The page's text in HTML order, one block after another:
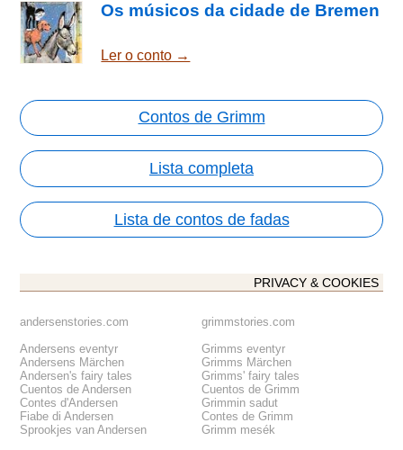
Os músicos da cidade de Bremen
Ler o conto →
Contos de Grimm
Lista completa
Lista de contos de fadas
PRIVACY & COOKIES
andersenstories.com
Andersens eventyr
Andersens Märchen
Andersen's fairy tales
Cuentos de Andersen
Contes d'Andersen
Fiabe di Andersen
Sprookjes van Andersen
grimmstories.com
Grimms eventyr
Grimms Märchen
Grimms' fairy tales
Cuentos de Grimm
Grimmin sadut
Contes de Grimm
Grimm mesék